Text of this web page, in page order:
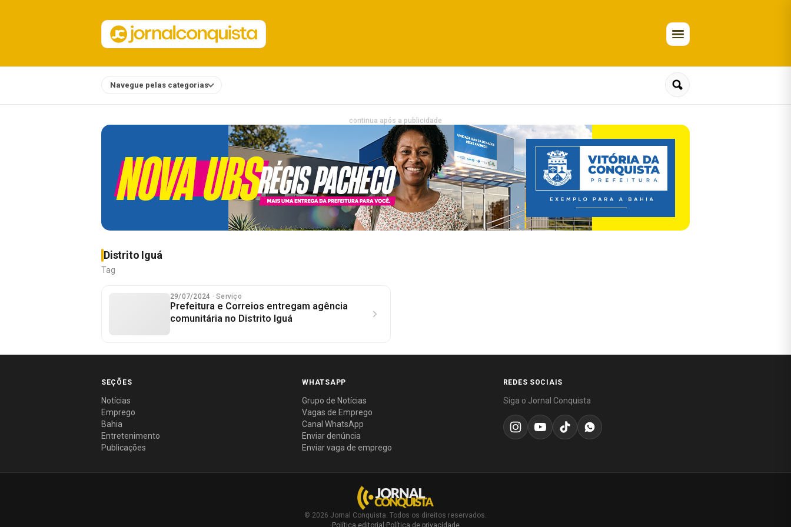
Navegue pelas categorias
continua após a publicidade
Distrito Iguá
Tag
29/07/2024 · Serviço
Prefeitura e Correios entregam agência
comunitária no Distrito Iguá
SEÇÕES
Notícias
Emprego
Bahia
Entretenimento
Publicações
WHATSAPP
Grupo de Notícias
Vagas de Emprego
Canal WhatsApp
Enviar denúncia
Enviar vaga de emprego
REDES SOCIAIS
Siga o Jornal Conquista
© 2026 Jornal Conquista. Todos os direitos reservados.
Política editorial · Política de privacidade